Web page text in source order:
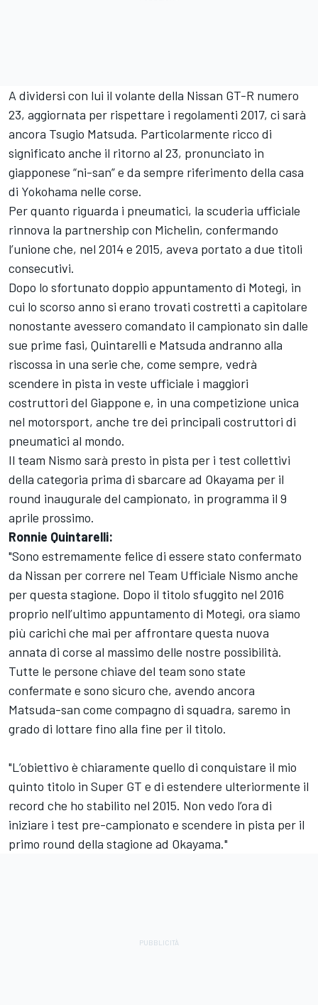
A dividersi con lui il volante della Nissan GT-R numero
23, aggiornata per rispettare i regolamenti 2017, ci sarà
ancora Tsugio Matsuda. Particolarmente ricco di
significato anche il ritorno al 23, pronunciato in
giapponese “ni-san” e da sempre riferimento della casa
di Yokohama nelle corse.
Per quanto riguarda i pneumatici, la scuderia ufficiale
rinnova la partnership con Michelin, confermando
l’unione che, nel 2014 e 2015, aveva portato a due titoli
consecutivi.
Dopo lo sfortunato doppio appuntamento di Motegi, in
cui lo scorso anno si erano trovati costretti a capitolare
nonostante avessero comandato il campionato sin dalle
sue prime fasi, Quintarelli e Matsuda andranno alla
riscossa in una serie che, come sempre, vedrà
scendere in pista in veste ufficiale i maggiori
costruttori del Giappone e, in una competizione unica
nel motorsport, anche tre dei principali costruttori di
pneumatici al mondo.
Il team Nismo sarà presto in pista per i test collettivi
della categoria prima di sbarcare ad Okayama per il
round inaugurale del campionato, in programma il 9
aprile prossimo.
Ronnie Quintarelli:
"Sono estremamente felice di essere stato confermato
da Nissan per correre nel Team Ufficiale Nismo anche
per questa stagione. Dopo il titolo sfuggito nel 2016
proprio nell’ultimo appuntamento di Motegi, ora siamo
più carichi che mai per affrontare questa nuova
annata di corse al massimo delle nostre possibilità.
Tutte le persone chiave del team sono state
confermate e sono sicuro che, avendo ancora
Matsuda-san come compagno di squadra, saremo in
grado di lottare fino alla fine per il titolo.
"L’obiettivo è chiaramente quello di conquistare il mio
quinto titolo in Super GT e di estendere ulteriormente il
record che ho stabilito nel 2015. Non vedo l’ora di
iniziare i test pre-campionato e scendere in pista per il
primo round della stagione ad Okayama."